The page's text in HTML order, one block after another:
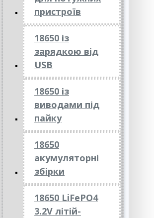
пристроїв
18650 із
зарядкою від
USB
18650 із
виводами під
пайку
18650
акумуляторні
збірки
18650 LiFePO4
3.2V літій-